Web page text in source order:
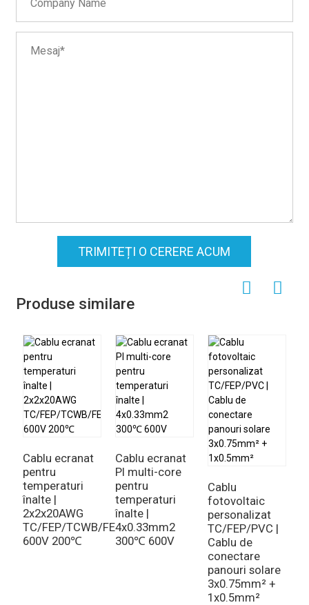
TRIMITEȚI O CERERE ACUM
Produse similare
Cablu ecranat
pentru
temperaturi
înalte |
2x2x20AWG
TC/FEP/TCWB/FEP
600V 200℃
Cablu ecranat
PI multi-core
pentru
temperaturi
înalte |
4x0.33mm2
300℃ 600V
Cablu
fotovoltaic
personalizat
TC/FEP/PVC |
Cablu de
conectare
panouri solare
3x0.75mm² +
1x0.5mm²